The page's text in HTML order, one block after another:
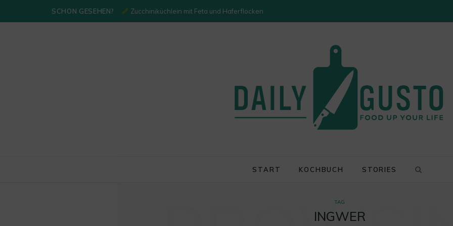
SCHON GESEHEN? Zucchiniküchlein mit Feta und Haferflocken
START KOCHBUCH STORIES
TAG
INGWER